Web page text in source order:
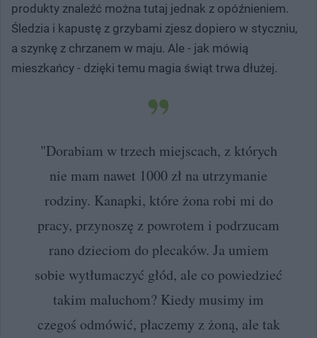
produkty znaleźć można tutaj jednak z opóźnieniem.
Śledzia i kapustę z grzybami zjesz dopiero w styczniu,
a szynkę z chrzanem w maju. Ale - jak mówią
mieszkańcy - dzięki temu magia świąt trwa dłużej.
"Dorabiam w trzech miejscach, z których
nie mam nawet 1000 zł na utrzymanie
rodziny. Kanapki, które żona robi mi do
pracy, przynoszę z powrotem i podrzucam
rano dzieciom do plecaków. Ja umiem
sobie wytłumaczyć głód, ale co powiedzieć
takim maluchom? Kiedy musimy im
czegoś odmówić, płaczemy z żoną, ale tak